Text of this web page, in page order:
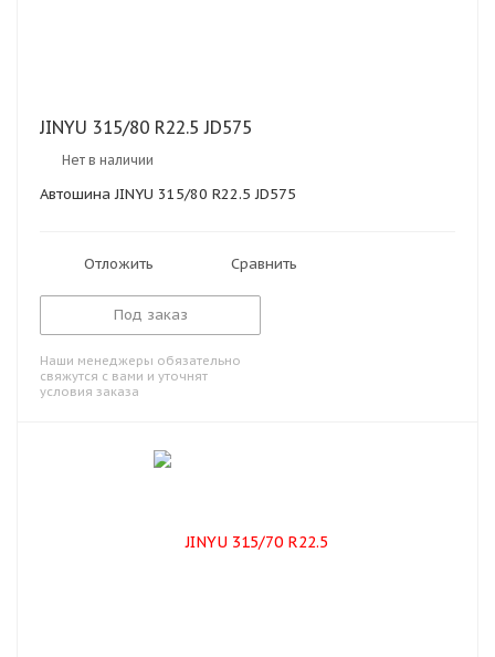
JINYU 315/80 R22.5 JD575
Нет в наличии
Автошина JINYU 315/80 R22.5 JD575
Отложить Сравнить
Под заказ
Наши менеджеры обязательно
свяжутся с вами и уточнят
условия заказа